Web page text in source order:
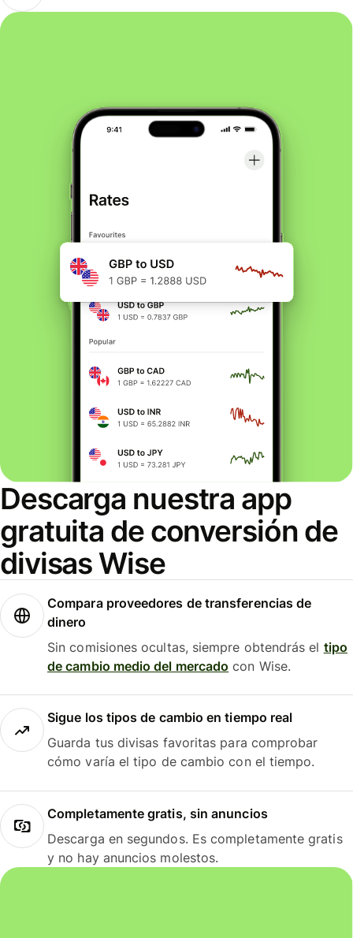
Descarga nuestra app
gratuita de conversión de
divisas Wise
Compara proveedores de transferencias de
dinero
Sin comisiones ocultas, siempre obtendrás el tipo
de cambio medio del mercado con Wise.
Sigue los tipos de cambio en tiempo real
Guarda tus divisas favoritas para comprobar
cómo varía el tipo de cambio con el tiempo.
Completamente gratis, sin anuncios
Descarga en segundos. Es completamente gratis
y no hay anuncios molestos.